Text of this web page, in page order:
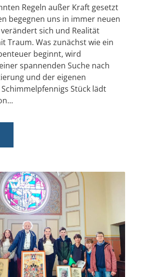
Regeln außer Kraft gesetzt
begegnen uns in immer neuen
sich und Realität
Traum. Was zunächst wie ein
beginnt, wird
spannenden Suche nach
und der eigenen
Stück lädt